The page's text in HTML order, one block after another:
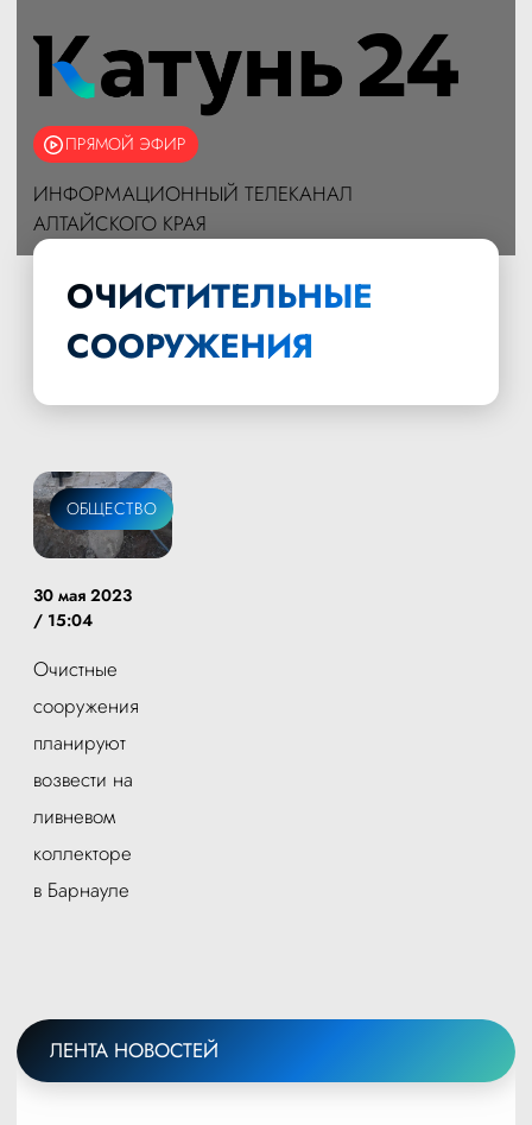
ПРЯМОЙ ЭФИР
ИНФОРМАЦИОННЫЙ ТЕЛЕКАНАЛ
АЛТАЙСКОГО КРАЯ
ОЧИСТИТЕЛЬНЫЕ
СООРУЖЕНИЯ
ОБЩЕСТВО
30 мая 2023
/ 15:04
Очистные
сооружения
планируют
возвести на
ливневом
коллекторе
в Барнауле
ЛЕНТА НОВОСТЕЙ